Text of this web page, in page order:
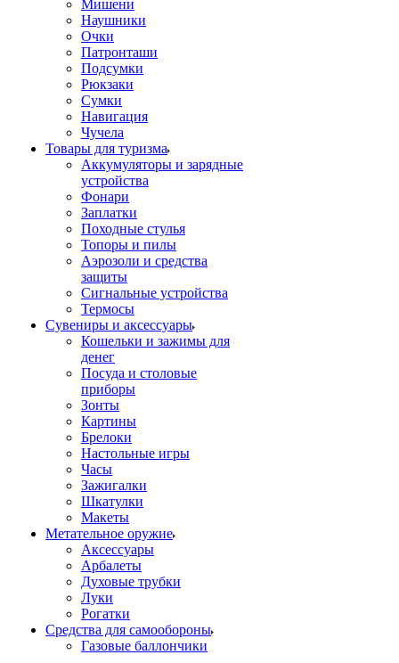
Мишени
Наушники
Очки
Патронташи
Подсумки
Рюкзаки
Сумки
Навигация
Чучела
Товары для туризма
Аккумуляторы и зарядные
устройства
Фонари
Заплатки
Походные стулья
Топоры и пилы
Аэрозоли и средства
защиты
Сигнальные устройства
Термосы
Сувениры и аксессуары
Кошельки и зажимы для
денег
Посуда и столовые
приборы
Зонты
Картины
Брелоки
Настольные игры
Часы
Зажигалки
Шкатулки
Макеты
Метательное оружие
Аксессуары
Арбалеты
Духовые трубки
Луки
Рогатки
Средства для самообороны
Газовые баллончики